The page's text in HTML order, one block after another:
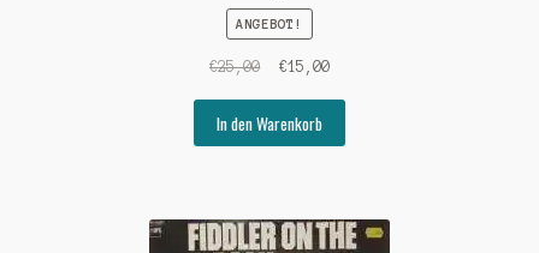
ANGEBOT!
€25,00
Ursprünglicher
war:
€25,00
€15,00Aktueller
€15,00.
In den Warenkorb